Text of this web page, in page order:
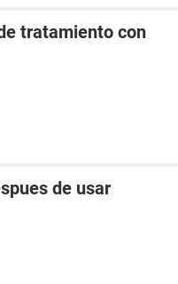
tratamiento con
de usar